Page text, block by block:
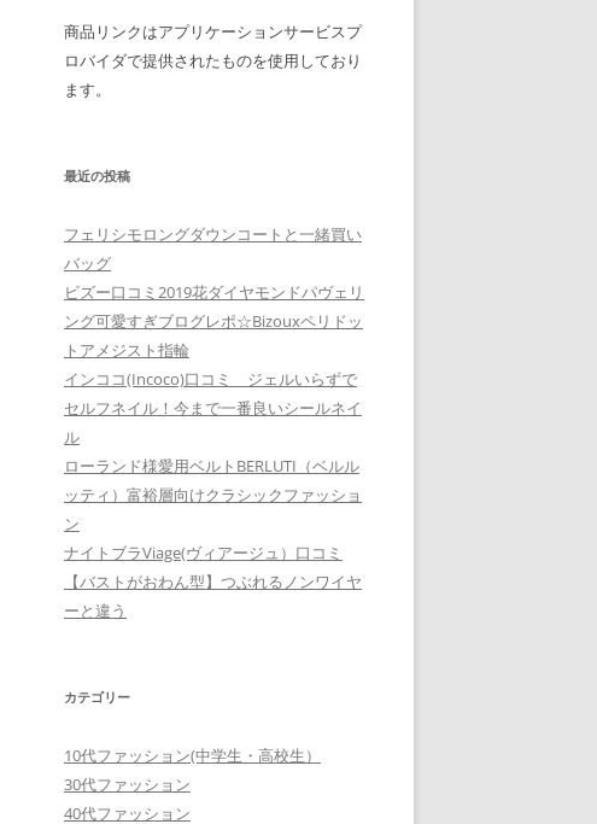
商品リンクはアプリケーションサービスプ
ロバイダで提供されたものを使用しており
ます。
最近の投稿
フェリシモロングダウンコートと一緒買い
バッグ
ビズー口コミ2019花ダイヤモンドパヴェリ
ング可愛すぎブログレポ☆Bizouxペリドッ
トアメジスト指輪
インココ(Incoco)口コミ ジェルいらずで
セルフネイル！今まで一番良いシールネイ
ル
ローランド様愛用ベルトBERLUTI（ベルル
ッティ）富裕層向けクラシックファッショ
ン
ナイトブラViage(ヴィアージュ）口コミ
【バストがおわん型】つぶれるノンワイヤ
ーと違う
カテゴリー
10代ファッション(中学生・高校生）
30代ファッション
40代ファッション